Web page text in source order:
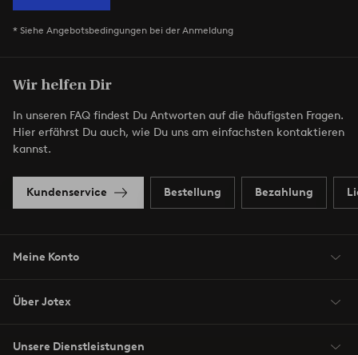
* Siehe Angebotsbedingungen bei der Anmeldung
Wir helfen Dir
In unseren FAQ findest Du Antworten auf die häufigsten Fragen.
Hier erfährst Du auch, wie Du uns am einfachsten kontaktieren
kannst.
Kundenservice Bestellung Bezahlung
Meine Konto
Über Jotex
Unsere Dienstleistungen